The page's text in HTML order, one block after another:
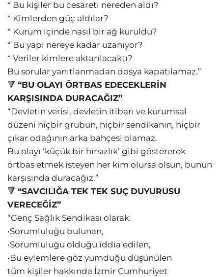
* Bu kişiler bu cesareti nereden aldı?
* Kimlerden güç aldılar?
* Kurum içinde nasıl bir ağ kuruldu?
* Bu yapı nereye kadar uzanıyor?
* Veriler kimlere aktarılacaktı?
Bu sorular yanıtlanmadan dosya kapatılamaz.”
🔻 “BU OLAYI ÖRTBAS EDECEKLERİN
KARŞISINDA DURACAĞIZ”
“Devletin verisi, devletin itibarı ve kurumsal
düzeni hiçbir grubun, hiçbir sendikanın, hiçbir
çıkar odağının arka bahçesi olamaz.
Bu olayı ‘küçük bir hırsızlık’ gibi göstererek
örtbas etmek isteyen her kim olursa olsun, bunun
karşısında duracağız.”
🔻 “SAVCILIĞA TEK TEK SUÇ DUYURUSU
VERECEĞİZ”
“Genç Sağlık Sendikası olarak:
•Sorumluluğu bulunan,
•Sorumluluğu olduğu iddia edilen,
•Bu eylemlere göz yumduğu düşünülen
tüm kişiler hakkında İzmir Cumhuriyet